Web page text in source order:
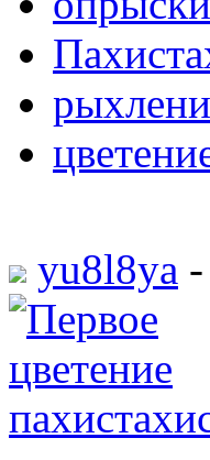
yu8l8ya